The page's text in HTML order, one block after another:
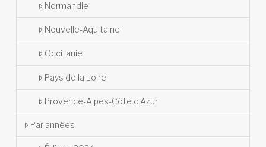
Normandie
Nouvelle-Aquitaine
Occitanie
Pays de la Loire
Provence-Alpes-Côte d’Azur
Par années